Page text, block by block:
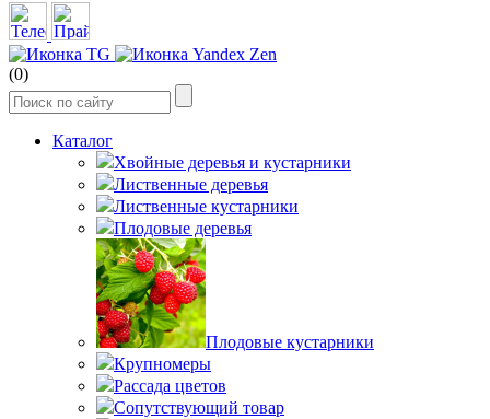
(0)
Каталог
Хвойные деревья и кустарники
Лиственные деревья
Лиственные кустарники
Плодовые деревья
Плодовые кустарники
Крупномеры
Рассада цветов
Сопутствующий товар